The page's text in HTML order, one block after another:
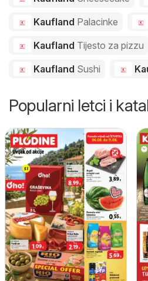
Kaufland Palacinke
Kaufland Tijesto za pizzu
Kaufland Sushi
Popularni letci i